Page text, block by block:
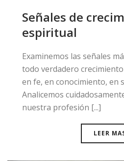
Señales de
espiritual
Examinemos las señales
todo verdadero
en fe, en conocimiento, en
Analicemos
nuestra profesión [...]
LEER